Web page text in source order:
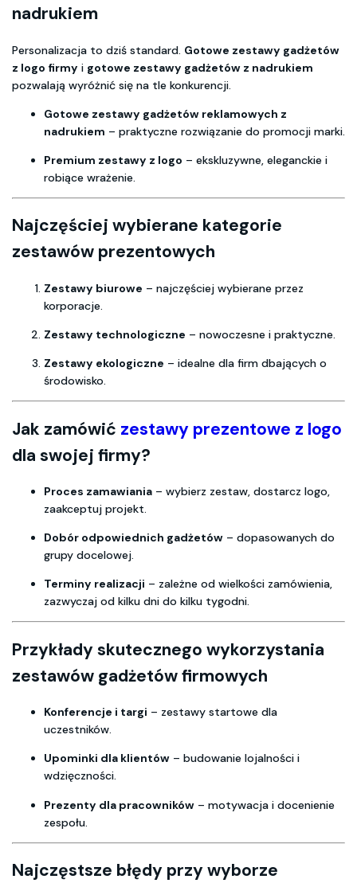
nadrukiem
Personalizacja to dziś standard. Gotowe zestawy gadżetów
z logo firmy i gotowe zestawy gadżetów z nadrukiem
pozwalają wyróżnić się na tle konkurencji.
Gotowe zestawy gadżetów reklamowych z
nadrukiem – praktyczne rozwiązanie do promocji marki.
Premium zestawy z logo – ekskluzywne, eleganckie i
robiące wrażenie.
Najczęściej wybierane kategorie
zestawów prezentowych
Zestawy biurowe – najczęściej wybierane przez
korporacje.
Zestawy technologiczne – nowoczesne i praktyczne.
Zestawy ekologiczne – idealne dla firm dbających o
środowisko.
Jak zamówić zestawy prezentowe z logo
dla swojej firmy?
Proces zamawiania – wybierz zestaw, dostarcz logo,
zaakceptuj projekt.
Dobór odpowiednich gadżetów – dopasowanych do
grupy docelowej.
Terminy realizacji – zależne od wielkości zamówienia,
zazwyczaj od kilku dni do kilku tygodni.
Przykłady skutecznego wykorzystania
zestawów gadżetów firmowych
Konferencje i targi – zestawy startowe dla
uczestników.
Upominki dla klientów – budowanie lojalności i
wdzięczności.
Prezenty dla pracowników – motywacja i docenienie
zespołu.
Najczęstsze błędy przy wyborze